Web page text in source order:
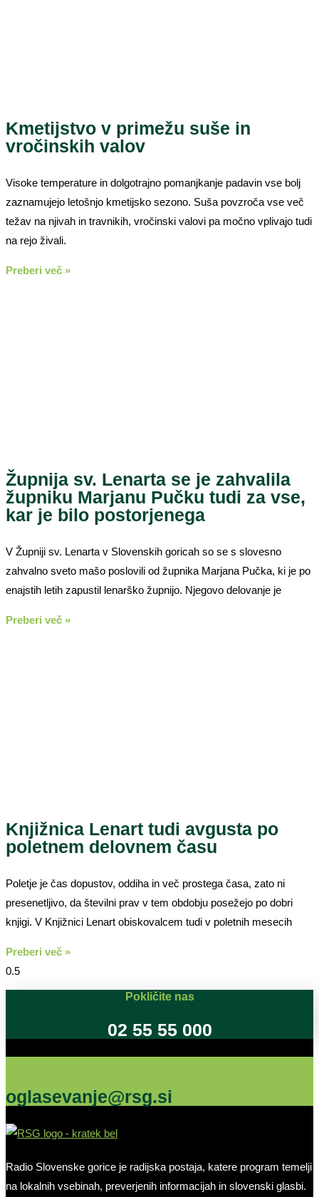
Kmetijstvo v primežu suše in
vročinskih valov
Visoke temperature in dolgotrajno pomanjkanje padavin vse bolj
zaznamujejo letošnjo kmetijsko sezono. Suša povzroča vse več
težav na njivah in travnikih, vročinski valovi pa močno vplivajo tudi
na rejo živali.
Preberi več »
Župnija sv. Lenarta se je zahvalila
župniku Marjanu Pučku tudi za vse,
kar je bilo postorjenega
V Župniji sv. Lenarta v Slovenskih goricah so se s slovesno
zahvalno sveto mašo poslovili od župnika Marjana Pučka, ki je po
enajstih letih zapustil lenarško župnijo. Njegovo delovanje je
Preberi več »
Knjižnica Lenart tudi avgusta po
poletnem delovnem času
Poletje je čas dopustov, oddiha in več prostega časa, zato ni
presenetljivo, da številni prav v tem obdobju posežejo po dobri
knjigi. V Knjižnici Lenart obiskovalcem tudi v poletnih mesecih
Preberi več »
Pokličite nas
02 55 55 000
oglasevanje@rsg.si
Radio Slovenske gorice je radijska postaja, katere program temelji
na lokalnih vsebinah, preverjenih informacijah in slovenski glasbi.